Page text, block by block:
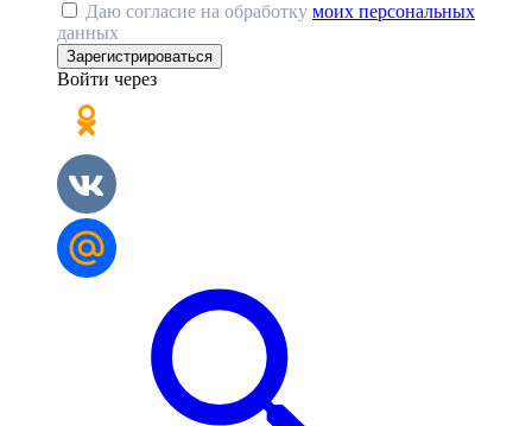
Даю согласие на обработку моих персональных
данных
Зарегистрироваться
Войти через